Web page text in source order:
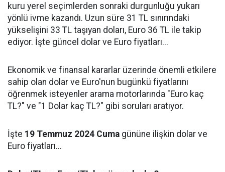
kuru yerel seçimlerden sonraki durgunluğu yukarı
yönlü ivme kazandı. Uzun süre 31 TL sınırındaki
yükselişini 33 TL taşıyan doları, Euro 36 TL ile takip
ediyor. İşte güncel dolar ve Euro fiyatları...
Ekonomik ve finansal kararlar üzerinde önemli etkilere
sahip olan dolar ve Euro'nun bugünkü fiyatlarını
öğrenmek isteyenler arama motorlarında "Euro kaç
TL?" ve "1 Dolar kaç TL?" gibi soruları aratıyor.
İşte 19 Temmuz 2024 Cuma gününe ilişkin dolar ve
Euro fiyatları...